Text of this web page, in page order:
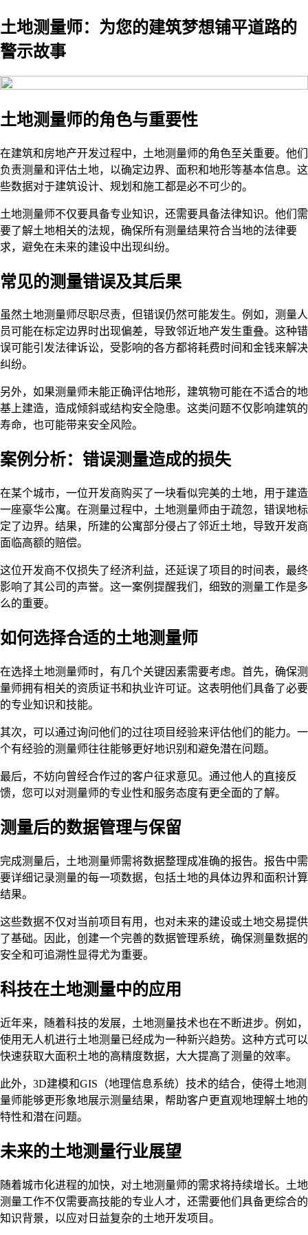
土地测量师：为您的建筑梦想铺平道路的
警示故事
土地测量师的角色与重要性
在建筑和房地产开发过程中，土地测量师的角色至关重要。他们
负责测量和评估土地，以确定边界、面积和地形等基本信息。这
些数据对于建筑设计、规划和施工都是必不可少的。
土地测量师不仅要具备专业知识，还需要具备法律知识。他们需
要了解土地相关的法规，确保所有测量结果符合当地的法律要
求，避免在未来的建设中出现纠纷。
常见的测量错误及其后果
虽然土地测量师尽职尽责，但错误仍然可能发生。例如，测量人
员可能在标定边界时出现偏差，导致邻近地产发生重叠。这种错
误可能引发法律诉讼，受影响的各方都将耗费时间和金钱来解决
纠纷。
另外，如果测量师未能正确评估地形，建筑物可能在不适合的地
基上建造，造成倾斜或结构安全隐患。这类问题不仅影响建筑的
寿命，也可能带来安全风险。
案例分析：错误测量造成的损失
在某个城市，一位开发商购买了一块看似完美的土地，用于建造
一座豪华公寓。在测量过程中，土地测量师由于疏忽，错误地标
定了边界。结果，所建的公寓部分侵占了邻近土地，导致开发商
面临高额的赔偿。
这位开发商不仅损失了经济利益，还延误了项目的时间表，最终
影响了其公司的声誉。这一案例提醒我们，细致的测量工作是多
么的重要。
如何选择合适的土地测量师
在选择土地测量师时，有几个关键因素需要考虑。首先，确保测
量师拥有相关的资质证书和执业许可证。这表明他们具备了必要
的专业知识和技能。
其次，可以通过询问他们的过往项目经验来评估他们的能力。一
个有经验的测量师往往能够更好地识别和避免潜在问题。
最后，不妨向曾经合作过的客户征求意见。通过他人的直接反
馈，您可以对测量师的专业性和服务态度有更全面的了解。
测量后的数据管理与保留
完成测量后，土地测量师需将数据整理成准确的报告。报告中需
要详细记录测量的每一项数据，包括土地的具体边界和面积计算
结果。
这些数据不仅对当前项目有用，也对未来的建设或土地交易提供
了基础。因此，创建一个完善的数据管理系统，确保测量数据的
安全和可追溯性显得尤为重要。
科技在土地测量中的应用
近年来，随着科技的发展，土地测量技术也在不断进步。例如，
使用无人机进行土地测量已经成为一种新兴趋势。这种方式可以
快速获取大面积土地的高精度数据，大大提高了测量的效率。
此外，3D建模和GIS（地理信息系统）技术的结合，使得土地测
量师能够更形象地展示测量结果，帮助客户更直观地理解土地的
特性和潜在问题。
未来的土地测量行业展望
随着城市化进程的加快，对土地测量师的需求将持续增长。土地
测量工作不仅需要高技能的专业人才，还需要他们具备更综合的
知识背景，以应对日益复杂的土地开发项目。